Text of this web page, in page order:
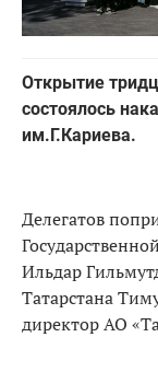
Открытие
состоялось
им.Г.Кариева.
Делегатов
Ильдар
Татарстана
директор АО